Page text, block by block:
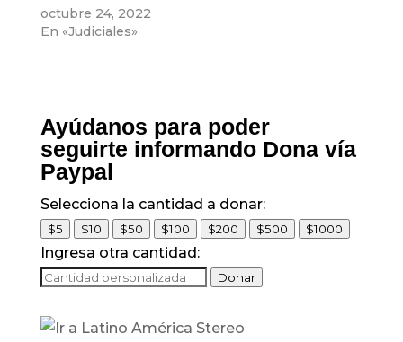
octubre 24, 2022
En «Judiciales»
Ayúdanos para poder
seguirte informando Dona vía
Paypal
Selecciona la cantidad a donar:
$5 $10 $50 $100 $200 $500 $1000
Ingresa otra cantidad:
Donar